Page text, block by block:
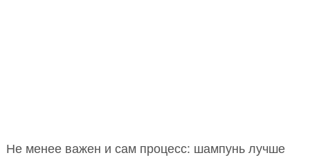
Не менее важен и сам процесс: шампунь лучше